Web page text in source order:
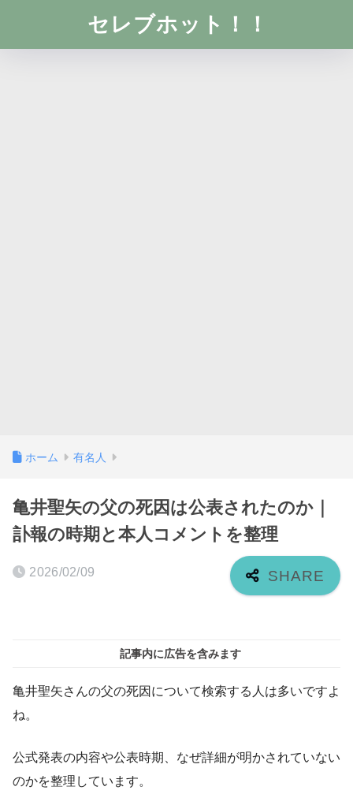
セレブホット！！
ホーム 有名人
亀井聖矢の父の死因は公表されたのか｜
訃報の時期と本人コメントを整理
2026/02/09
記事内に広告を含みます
亀井聖矢さんの父の死因について検索する人は多いですよ
ね。
公式発表の内容や公表時期、なぜ詳細が明かされていない
のかを整理しています。